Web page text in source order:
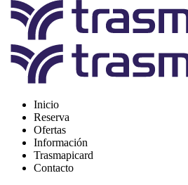
Inicio
Reserva
Ofertas
Información
Trasmapicard
Contacto